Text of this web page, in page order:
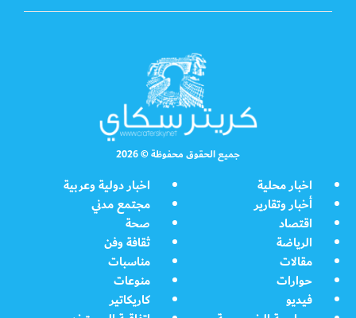
جميع الحقوق محفوظة © 2026
اخبار محلية
اخبار دولية وعربية
أخبار وتقارير
مجتمع مدني
اقتصاد
صحة
الرياضة
ثقافة وفن
مقالات
مناسبات
حوارات
منوعات
فيديو
كاريكاتير